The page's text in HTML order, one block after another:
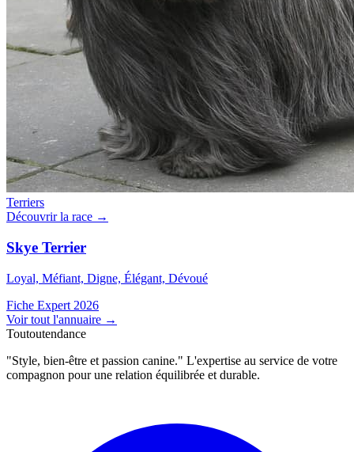
Terriers
Découvrir la race →
Skye Terrier
Loyal, Méfiant, Digne, Élégant, Dévoué
Fiche Expert 2026
Voir tout l'annuaire →
Toutoutendance
"Style, bien-être et passion canine." L'expertise au service de votre
compagnon pour une relation équilibrée et durable.